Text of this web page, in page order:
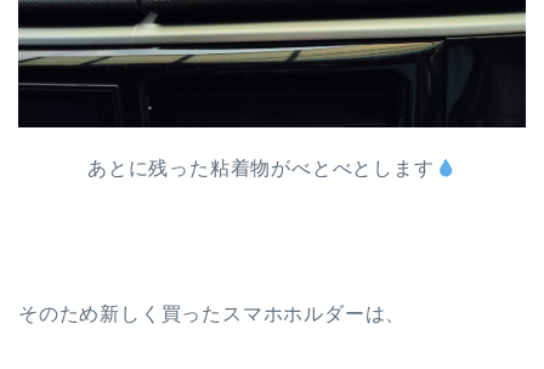
あとに残った粘着物がべとべとします
そのため新しく買ったスマホホルダーは、